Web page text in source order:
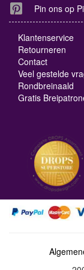
Pin ons op
Klantenservice
Retourneren
Contact
Veel gestelde
Rondbreinaald
Gratis